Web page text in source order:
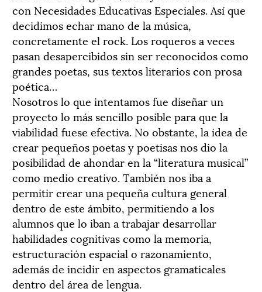
con Necesidades Educativas Especiales. Así que
decidimos echar mano de la música,
concretamente el rock. Los roqueros a veces
pasan desapercibidos sin ser reconocidos como
grandes poetas, sus textos literarios con prosa
poética…
Nosotros lo que intentamos fue diseñar un
proyecto lo más sencillo posible para que la
viabilidad fuese efectiva. No obstante, la idea de
crear pequeños poetas y poetisas nos dio la
posibilidad de ahondar en la “literatura musical”
como medio creativo. También nos iba a
permitir crear una pequeña cultura general
dentro de este ámbito, permitiendo a los
alumnos que lo iban a trabajar desarrollar
habilidades cognitivas como la memoria,
estructuración espacial o razonamiento,
además de incidir en aspectos gramaticales
dentro del área de lengua.